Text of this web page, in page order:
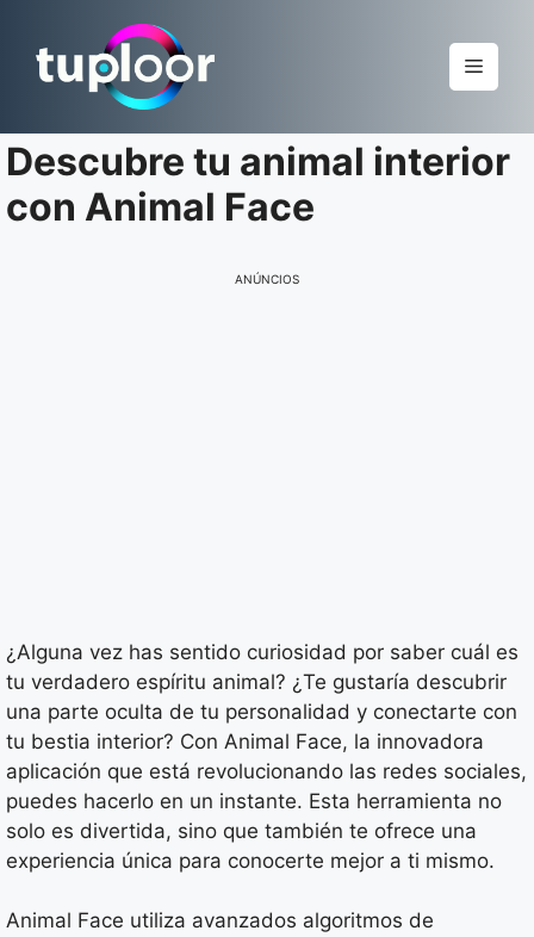
para
Menu
Descubre tu animal interior
con Animal Face
ANÚNCIOS
¿Alguna vez has sentido curiosidad por saber cuál es
tu verdadero espíritu animal? ¿Te gustaría descubrir
una parte oculta de tu personalidad y conectarte con
tu bestia interior? Con Animal Face, la innovadora
aplicación que está revolucionando las redes sociales,
puedes hacerlo en un instante. Esta herramienta no
solo es divertida, sino que también te ofrece una
experiencia única para conocerte mejor a ti mismo.
Animal Face utiliza avanzados algoritmos de